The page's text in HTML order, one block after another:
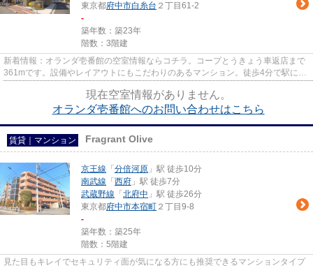
東京都府中市白糸台 ２丁目61-2
-
築年数：築23年
階数：3階建
新着情報：オランダ壱番館の空室情報ならコチラ。コープとうきょう車返店まで
361mです。設備やレイアウトにもこだわりのあるマンション。徒歩4分で駅にア
現在空室情報がありません。
オランダ壱番館へのお問い合わせはこちら
賃貸｜マンション Fragrant Olive
京王線 「 分倍河原 」駅 徒歩10分
南武線 「 西府 」駅 徒歩7分
武蔵野線 「 北府中 」駅 徒歩26分
東京都府中市本宿町 ２丁目9-8
-
築年数：築25年
階数：5階建
見た目もキレイでセキュリティ面が気になる方にも推奨できるマンションタイプ